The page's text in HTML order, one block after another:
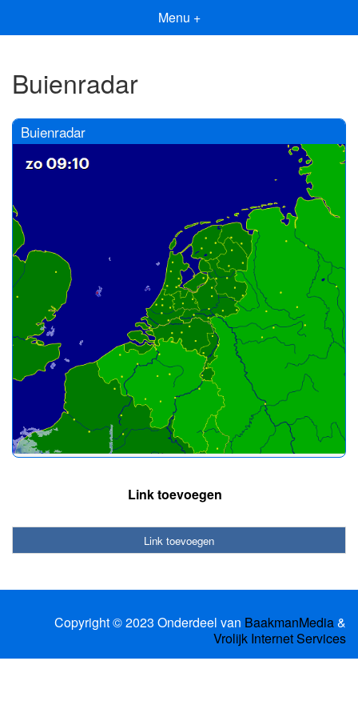
Menu +
Buienradar
Buienradar
Link toevoegen
Link toevoegen
Copyright © 2023 Onderdeel van BaakmanMedia&
Vrolijk Internet Services